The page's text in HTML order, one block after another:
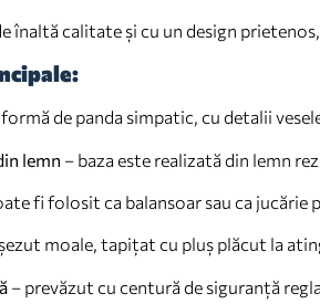
înaltă calitate și cu un design
de panda simpatic, cu detalii
lemn – baza este realizată din lemn
fi folosit ca balansoar sau ca
moale, tapițat cu pluș plăcut la
– prevăzut cu centură de siguranță